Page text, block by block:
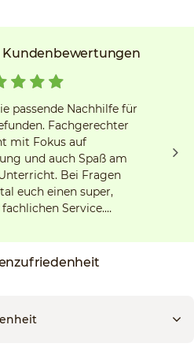
Kundenbewertungen
passende Nachhilfe für
Fachgerechter
mit Fokus auf
und auch Spaß am
Bei Fragen
euch einen super,
Service.…